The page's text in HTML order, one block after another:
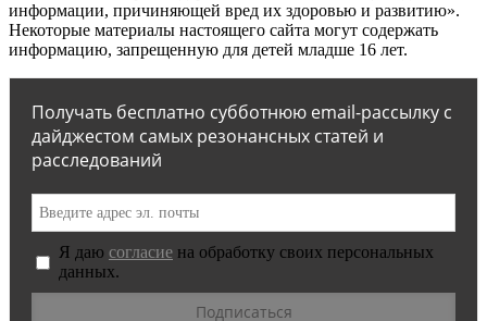
информации, причиняющей вред их здоровью и развитию».
Некоторые материалы настоящего сайта могут содержать
информацию, запрещенную для детей младше 16 лет.
Получать бесплатно субботнюю email-рассылку с
дайджестом самых резонансных статей и
расследований
Я даю согласие на обработку своих персональных
данных.